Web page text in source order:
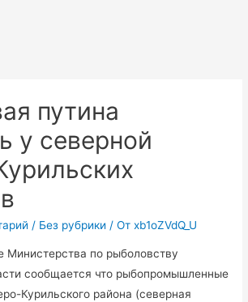
путина
у северной
/ Без рубрики / От xb1oZVdQ_U
Министерства по рыболовству
сообщается что рыбопромышленные
Курильского района (северная